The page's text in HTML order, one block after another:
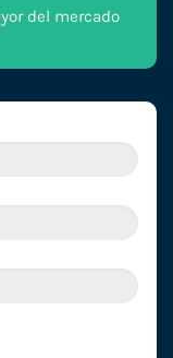
del mercado